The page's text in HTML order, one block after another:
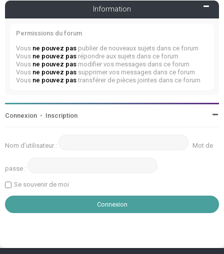
Information
Permissions du forum
Vous ne pouvez pas publier de nouveaux sujets dans ce forum
Vous ne pouvez pas répondre aux sujets dans ce forum
Vous ne pouvez pas modifier vos messages dans ce forum
Vous ne pouvez pas supprimer vos messages dans ce forum
Vous ne pouvez pastransférer de pièces jointes dans ce forum
Connexion • Inscription
Nom d’utilisateur : Mot de
passe :
Se souvenir de moi